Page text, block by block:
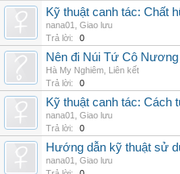
Kỹ thuật canh tác: Chất
nana01
Giao lưu
Trả lời:
0
Nên đi Núi Tứ Cô
Hà My Nghiêm Liên kết
Trả lời:
0
Kỹ thuật canh tác: Cách
nana01
Giao lưu
Trả lời:
0
Hướng dẫn kỹ thuật sử
nana01
Giao lưu